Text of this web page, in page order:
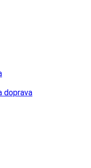
doprava